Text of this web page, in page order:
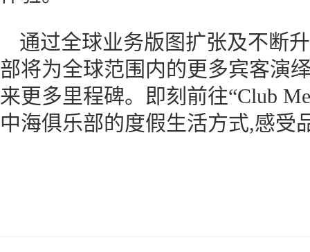
通过全球业务版图扩张及不断
部将为全球范围内的更多宾客演
来更多里程碑。即刻前往“Club
中海俱乐部的度假生活方式,感受